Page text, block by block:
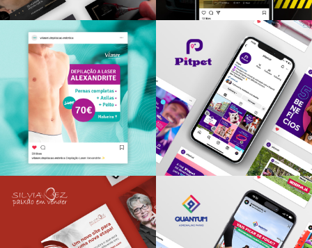
Gabryela Albernaz
REDES SOCIAIS
Autoing
REDES SOCIAIS
REDES SOCIAIS
Pitpet
REDES SOCIAIS